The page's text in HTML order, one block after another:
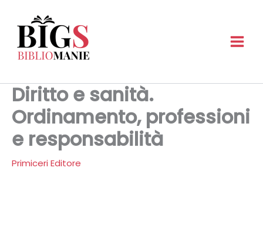
contenuto
Diritto e sanità.
Ordinamento, professioni
e responsabilità
Primiceri Editore